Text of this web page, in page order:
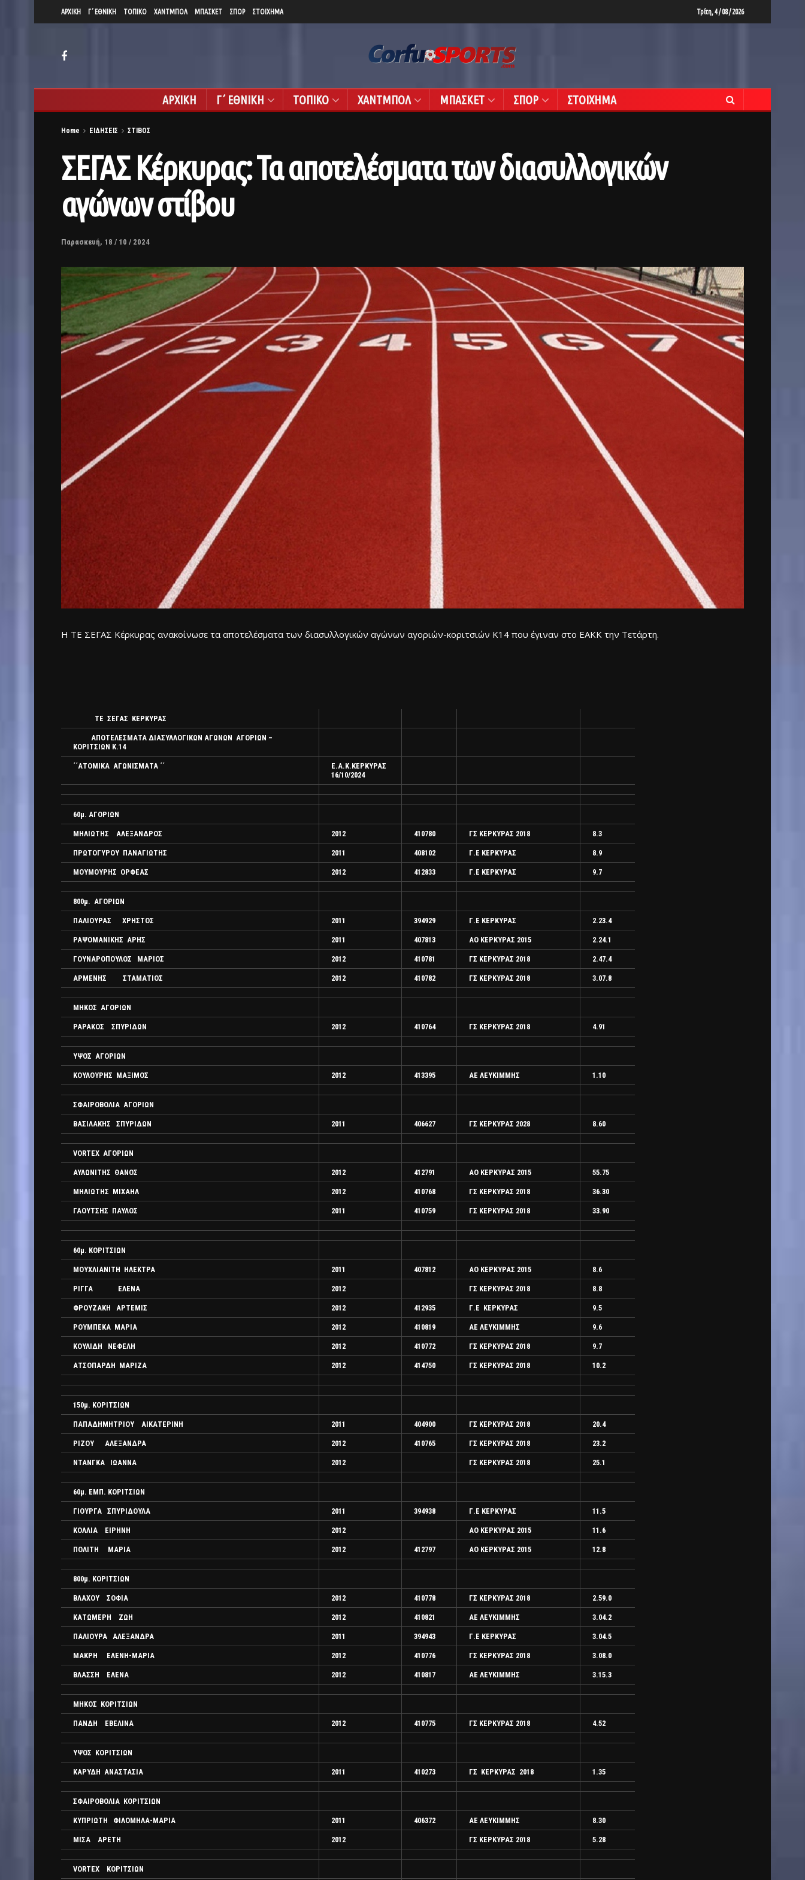
ΑΡΧΙΚΗ Γ΄ ΕΘΝΙΚΗ ΤΟΠΙΚΟ ΧΑΝΤΜΠΟΛ ΜΠΑΣΚΕΤ ΣΠΟΡ ΣΤΟΙΧΗΜΑ Τρίτη, 4 / 08 / 2026
ΑΡΧΙΚΗ Γ΄ ΕΘΝΙΚΗ ΤΟΠΙΚΟ ΧΑΝΤΜΠΟΛ ΜΠΑΣΚΕΤ ΣΠΟΡ ΣΤΟΙΧΗΜΑ
Home ΕΙΔΗΣΕΙΣ ΣΤΙΒΟΣ
ΣΕΓΑΣ Κέρκυρας: Τα αποτελέσματα των διασυλλογικών
αγώνων στίβου
Παρασκευή, 18 / 10 / 2024
Η ΤΕ ΣΕΓΑΣ Κέρκυρας ανακοίνωσε τα αποτελέσματα των διασυλλογικών αγώνων αγοριών-κοριτσιών Κ14 που έγιναν στο ΕΑΚΚ την Τετάρτη.
ΤΕ ΣΕΓΑΣ ΚΕΡΚΥΡΑΣ
ΑΠΟΤΕΛΕΣΜΑΤΑ ΔΙΑΣΥΛΛΟΓΙΚΩΝ ΑΓΩΝΩΝ ΑΓΟΡΙΩΝ –
ΚΟΡΙΤΣΙΩΝ Κ.14
΄΄ΑΤΟΜΙΚΑ ΑΓΩΝΙΣΜΑΤΑ ΄΄
Ε.Α.Κ.ΚΕΡΚΥΡΑΣ
16/10/2024
60μ. ΑΓΟΡΙΩΝ
ΜΗΛΙΩΤΗΣ ΑΛΕΞΑΝΔΡΟΣ 2012 410780 ΓΣ ΚΕΡΚΥΡΑΣ 2018 8.3
ΠΡΩΤΟΓΥΡΟΥ ΠΑΝΑΓΙΩΤΗΣ 2011 408102 Γ.Ε ΚΕΡΚΥΡΑΣ 8.9
ΜΟΥΜΟΥΡΗΣ ΟΡΦΕΑΣ 2012 412833 Γ.Ε ΚΕΡΚΥΡΑΣ 9.7
800μ. ΑΓΟΡΙΩΝ
ΠΑΛΙΟΥΡΑΣ ΧΡΗΣΤΟΣ 2011 394929 Γ.Ε ΚΕΡΚΥΡΑΣ 2.23.4
ΡΑΨΟΜΑΝΙΚΗΣ ΑΡΗΣ 2011 407813 ΑΟ ΚΕΡΚΥΡΑΣ 2015 2.24.1
ΓΟΥΝΑΡΟΠΟΥΛΟΣ ΜΑΡΙΟΣ 2012 410781 ΓΣ ΚΕΡΚΥΡΑΣ 2018 2.47.4
ΑΡΜΕΝΗΣ ΣΤΑΜΑΤΙΟΣ 2012 410782 ΓΣ ΚΕΡΚΥΡΑΣ 2018 3.07.8
ΜΗΚΟΣ ΑΓΟΡΙΩΝ
ΡΑΡΑΚΟΣ ΣΠΥΡΙΔΩΝ 2012 410764 ΓΣ ΚΕΡΚΥΡΑΣ 2018 4.91
ΥΨΟΣ ΑΓΟΡΙΩΝ
ΚΟΥΛΟΥΡΗΣ ΜΑΞΙΜΟΣ 2012 413395 ΑΕ ΛΕΥΚΙΜΜΗΣ 1.10
ΣΦΑΙΡΟΒΟΛΙΑ ΑΓΟΡΙΩΝ
ΒΑΣΙΛΑΚΗΣ ΣΠΥΡΙΔΩΝ 2011 406627 ΓΣ ΚΕΡΚΥΡΑΣ 2028 8.60
VORTEX ΑΓΟΡΙΩΝ
ΑΥΛΩΝΙΤΗΣ ΘΑΝΟΣ 2012 412791 ΑΟ ΚΕΡΚΥΡΑΣ 2015 55.75
ΜΗΛΙΩΤΗΣ ΜΙΧΑΗΛ 2012 410768 ΓΣ ΚΕΡΚΥΡΑΣ 2018 36.30
ΓΑΟΥΤΣΗΣ ΠΑΥΛΟΣ 2011 410759 ΓΣ ΚΕΡΚΥΡΑΣ 2018 33.90
60μ. ΚΟΡΙΤΣΙΩΝ
ΜΟΥΧΛΙΑΝΙΤΗ ΗΛΕΚΤΡΑ 2011 407812 ΑΟ ΚΕΡΚΥΡΑΣ 2015 8.6
ΡΙΓΓΑ ΕΛΕΝΑ 2012 ΓΣ ΚΕΡΚΥΡΑΣ 2018 8.8
ΦΡΟΥΖΑΚΗ ΑΡΤΕΜΙΣ 2012 412935 Γ.Ε ΚΕΡΚΥΡΑΣ 9.5
ΡΟΥΜΠΕΚΑ ΜΑΡΙΑ 2012 410819 ΑΕ ΛΕΥΚΙΜΜΗΣ 9.6
ΚΟΥΛΙΔΗ ΝΕΦΕΛΗ 2012 410772 ΓΣ ΚΕΡΚΥΡΑΣ 2018 9.7
ΑΤΣΟΠΑΡΔΗ ΜΑΡΙΖΑ 2012 414750 ΓΣ ΚΕΡΚΥΡΑΣ 2018 10.2
150μ. ΚΟΡΙΤΣΙΩΝ
ΠΑΠΑΔΗΜΗΤΡΙΟΥ ΑΙΚΑΤΕΡΙΝΗ 2011 404900 ΓΣ ΚΕΡΚΥΡΑΣ 2018 20.4
ΡΙΖΟΥ ΑΛΕΞΑΝΔΡΑ 2012 410765 ΓΣ ΚΕΡΚΥΡΑΣ 2018 23.2
ΝΤΑΝΓΚΑ ΙΩΑΝΝΑ 2012 ΓΣ ΚΕΡΚΥΡΑΣ 2018 25.1
60μ. ΕΜΠ. ΚΟΡΙΤΣΙΩΝ
ΓΙΟΥΡΓΑ ΣΠΥΡΙΔΟΥΛΑ 2011 394938 Γ.Ε ΚΕΡΚΥΡΑΣ 11.5
ΚΟΛΛΙΑ ΕΙΡΗΝΗ 2012 ΑΟ ΚΕΡΚΥΡΑΣ 2015 11.6
ΠΟΛΙΤΗ ΜΑΡΙΑ 2012 412797 ΑΟ ΚΕΡΚΥΡΑΣ 2015 12.8
800μ. ΚΟΡΙΤΣΙΩΝ
ΒΛΑΧΟΥ ΣΟΦΙΑ 2012 410778 ΓΣ ΚΕΡΚΥΡΑΣ 2018 2.59.0
ΚΑΤΩΜΕΡΗ ΖΩΗ 2012 410821 ΑΕ ΛΕΥΚΙΜΜΗΣ 3.04.2
ΠΑΛΙΟΥΡΑ ΑΛΕΞΑΝΔΡΑ 2011 394943 Γ.Ε ΚΕΡΚΥΡΑΣ 3.04.5
ΜΑΚΡΗ ΕΛΕΝΗ-ΜΑΡΙΑ 2012 410776 ΓΣ ΚΕΡΚΥΡΑΣ 2018 3.08.0
ΒΛΑΣΣΗ ΕΛΕΝΑ 2012 410817 ΑΕ ΛΕΥΚΙΜΜΗΣ 3.15.3
ΜΗΚΟΣ ΚΟΡΙΤΣΙΩΝ
ΠΑΝΔΗ ΕΒΕΛΙΝΑ 2012 410775 ΓΣ ΚΕΡΚΥΡΑΣ 2018 4.52
ΥΨΟΣ ΚΟΡΙΤΣΙΩΝ
ΚΑΡΥΔΗ ΑΝΑΣΤΑΣΙΑ 2011 410273 ΓΣ ΚΕΡΚΥΡΑΣ 2018 1.35
ΣΦΑΙΡΟΒΟΛΙΑ ΚΟΡΙΤΣΙΩΝ
ΚΥΠΡΙΩΤΗ ΦΙΛΟΜΗΛΑ-ΜΑΡΙΑ 2011 406372 ΑΕ ΛΕΥΚΙΜΜΗΣ 8.30
ΜΙΣΑ ΑΡΕΤΗ 2012 ΓΣ ΚΕΡΚΥΡΑΣ 2018 5.28
VORTEX ΚΟΡΙΤΣΙΩΝ